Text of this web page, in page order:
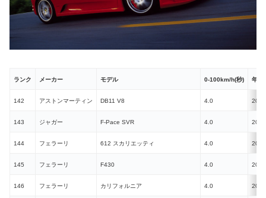
ランク メーカー モデル 0-100km/h(秒) 年式
142 アストンマーティン DB11 V8 4.0 2017
143 ジャガー F-Pace SVR 4.0 2021
144 フェラーリ 612 スカリエッティ 4.0 2004
145 フェラーリ F430 4.0 2004
146 フェラーリ カリフォルニア 4.0 2008